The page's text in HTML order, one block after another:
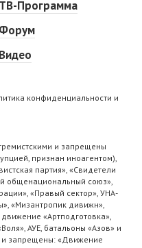
ТВ-Программа
Форум
Видео
конфиденциальности и
и запрещены
признан иноагентом),
партия», «Свидетели
общенациональный союз»,
«Правый сектор», УНА-
«Мизантропик дивижн»,
«Артподготовка»,
АУЕ, батальоны «Азов» и
и запрещены: «Движение